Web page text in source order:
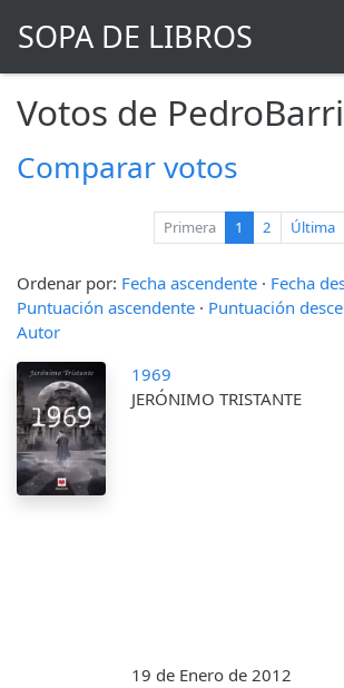
SOPA DE LIBROS
Votos de
Comparar votos
Primera 1 (current)
2 Última
Ordenar por: Fecha ascendente · Fecha
Puntuación ascendente · Puntuación
Autor
1969
JERÓNIMO TRISTANTE
19 de Enero de 2012